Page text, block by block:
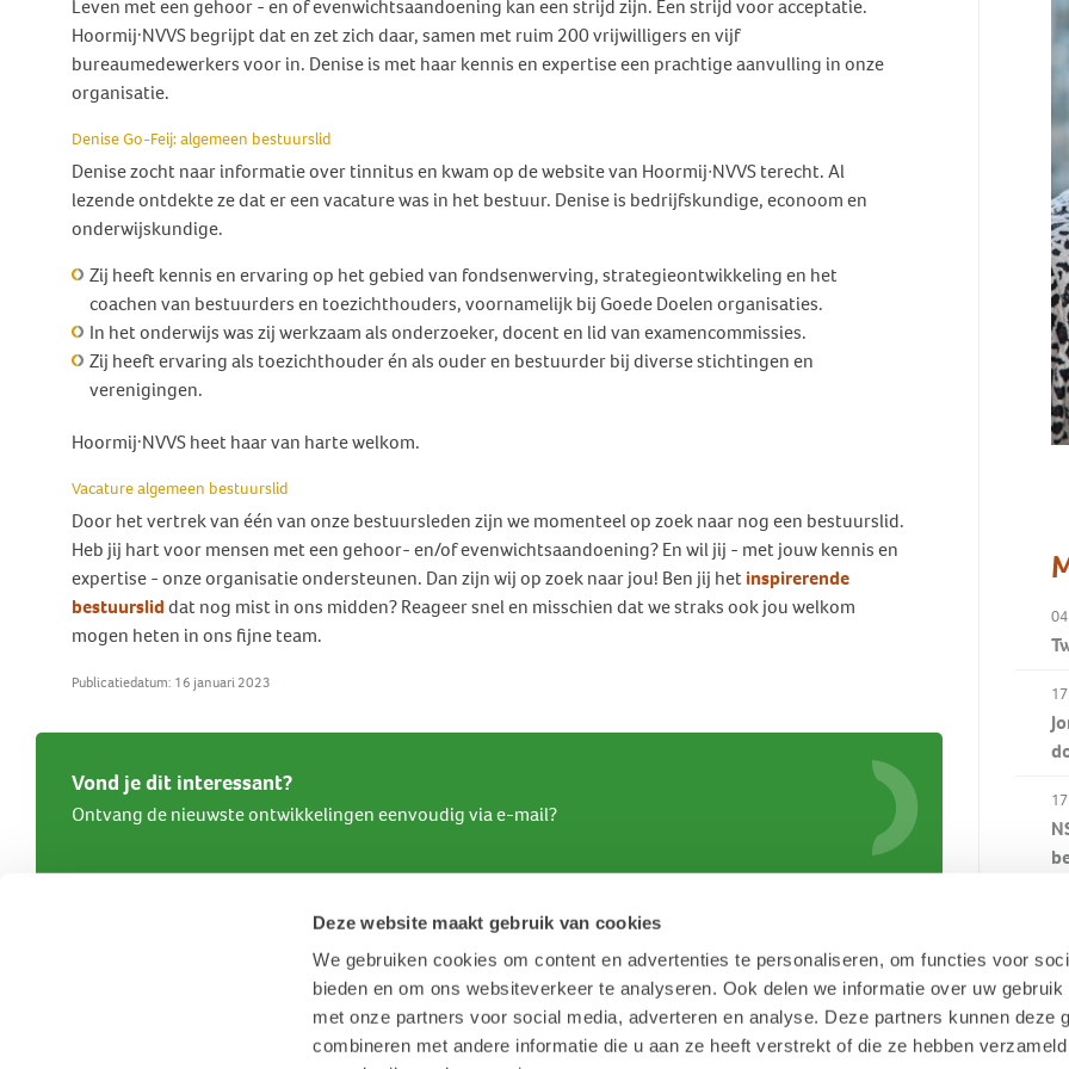
Deze website maakt gebruik van cookies
We gebruiken cookies om content en advertenties te personaliseren, om functies voor
bieden en om ons websiteverkeer te analyseren. Ook delen we informatie over uw
met onze partners voor social media, adverteren en analyse. Deze partners kunnen deze
combineren met andere informatie die u aan ze heeft verstrekt of die ze hebben
Botverankerd hoorsysteem
(BCD)
Vraagbaak
World Hearing Day
Behandeling Duizeligheid en
Evenwicht
en Evenwicht
Evenwichtsproblemen bij
kinderen
Wat doen wij voor jou?
Vraagbaak
Vrijwilligers
Klachten en geschillen
Adverteren
Contact
Leven met een gehoor - en of evenwichtsaandoening kan een strijd zijn. Een strijd voor acceptatie.
Hoormij·NVVS begrijpt dat en zet zich daar, samen met ruim 200 vrijwilligers en vijf
bureaumedewerkers voor in. Denise is met haar kennis en expertise een prachtige aanvulling in onze
organisatie.
Denise Go-Feij: algemeen bestuurslid
Denise zocht naar informatie over tinnitus en kwam op de website van Hoormij∙NVVS terecht. Al
lezende ontdekte ze dat er een vacature was in het bestuur. Denise is bedrijfskundige, econoom en
onderwijskundige.
Zij heeft kennis en ervaring op het gebied van fondsenwerving, strategieontwikkeling en het
coachen van bestuurders en toezichthouders, voornamelijk bij Goede Doelen organisaties.
In het onderwijs was zij werkzaam als onderzoeker, docent en lid van examencommissies.
Zij heeft ervaring als toezichthouder én als ouder en bestuurder bij diverse stichtingen en
verenigingen.
Hoormij·NVVS heet haar van harte welkom.
Vacature algemeen bestuurslid
Door het vertrek van één van onze bestuursleden zijn we momenteel op zoek naar nog een bestuurslid.
Heb jij hart voor mensen met een gehoor- en/of evenwichtsaandoening? En wil jij - met jouw kennis en
expertise - onze organisatie ondersteunen. Dan zijn wij op zoek naar jou! Ben jij het inspirerende
bestuursliddat nog mist in ons midden? Reageer snel en misschien dat we straks ook jou welkom
mogen heten in ons fijne team.
Publicatiedatum: 16 januari 2023
Vond je dit interessant?
Ontvang de nieuwste ontwikkelingen eenvoudig via e-mail?